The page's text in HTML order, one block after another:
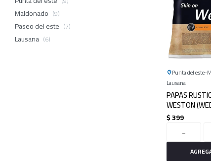
Punta del este
Lausana
PAPAS
WESTON
$399
-
Maldonado (9)
Paseo del este (7)
Lausana (6)